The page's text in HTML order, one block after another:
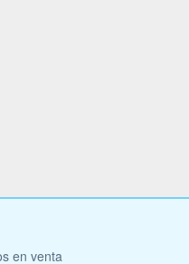
en venta